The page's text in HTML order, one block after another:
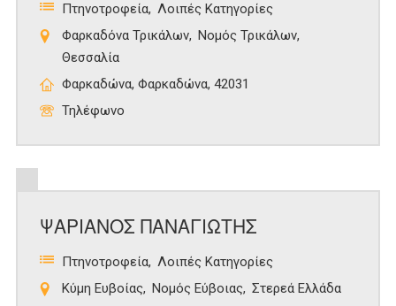
Πτηνοτροφεία Λοιπές Κατηγορίες
Φαρκαδόνα Τρικάλων
Νομός Τρικάλων
Θεσσαλία
Φαρκαδώνα, Φαρκαδώνα, 42031
Τηλέφωνο
ΨΑΡΙΑΝΟΣ ΠΑΝΑΓΙΩΤΗΣ
Πτηνοτροφεία Λοιπές Κατηγορίες
Κύμη Ευβοίας
Νομός Εύβοιας
Στερεά Ελλάδα